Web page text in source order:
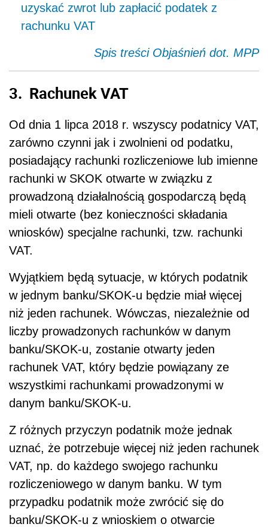
uzyskać zwrot lub zapłacić podatek z
rachunku VAT
Spis treści Objaśnień dot. MPP
3. Rachunek VAT
Od dnia 1 lipca 2018 r. wszyscy podatnicy VAT,
zarówno czynni jak i zwolnieni od podatku,
posiadający rachunki rozliczeniowe lub imienne
rachunki w SKOK otwarte w związku z
prowadzoną działalnością gospodarczą będą
mieli otwarte (bez konieczności składania
wniosków) specjalne rachunki, tzw. rachunki
VAT.
Wyjątkiem będą sytuacje, w których podatnik
w jednym banku/SKOK-u będzie miał więcej
niż jeden rachunek. Wówczas, niezależnie od
liczby prowadzonych rachunków w danym
banku/SKOK-u, zostanie otwarty jeden
rachunek VAT, który będzie powiązany ze
wszystkimi rachunkami prowadzonymi w
danym banku/SKOK-u.
Z różnych przyczyn podatnik może jednak
uznać, że potrzebuje więcej niż jeden rachunek
VAT, np. do każdego swojego rachunku
rozliczeniowego w danym banku. W tym
przypadku podatnik może zwrócić się do
banku/SKOK-u z wnioskiem o otwarcie